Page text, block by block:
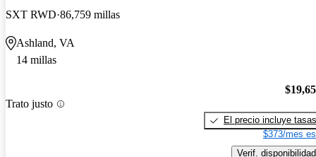
SXT RWD 86,759 millas
Ashland, VA
14 millas
Trato justo
El precio incluye tasas
$373/mes
Verif. disponibilidad